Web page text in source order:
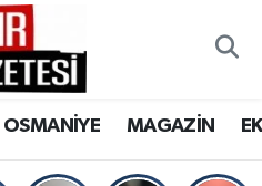
OSMANİYE MAGAZİN